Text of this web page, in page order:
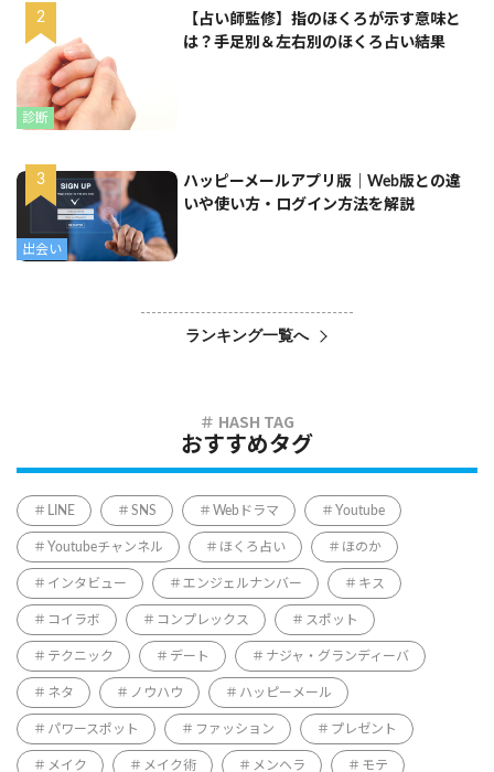
診断
【占い師監修】指のほくろが示す意味と
は？手足別＆左右別のほくろ占い結果
出会い
ハッピーメールアプリ版｜Web版との違
いや使い方・ログイン方法を解説
ランキング一覧へ
おすすめタグ
LINE SNS Webドラマ Youtube
Youtubeチャンネル ほくろ占い ほのか
インタビュー エンジェルナンバー キス
コイラボ コンプレックス スポット
テクニック デート ナジャ・グランディーバ
ネタ ノウハウ ハッピーメール
パワースポット ファッション プレゼント
メイク メイク術 メンヘラ モテ